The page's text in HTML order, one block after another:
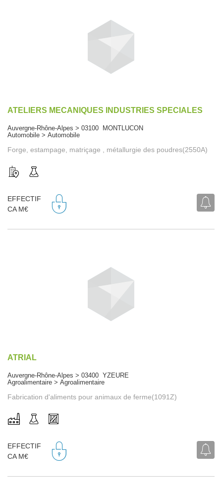
ATELIERS MECANIQUES INDUSTRIES SPECIALES
Auvergne-Rhône-Alpes > 03100 MONTLUCON
Automobile > Automobile
Forge, estampage, matriçage , métallurgie des poudres(2550A)
EFFECTIF
CA M€
ATRIAL
Auvergne-Rhône-Alpes > 03400 YZEURE
Agroalimentaire > Agroalimentaire
Fabrication d'aliments pour animaux de ferme(1091Z)
EFFECTIF
CA M€